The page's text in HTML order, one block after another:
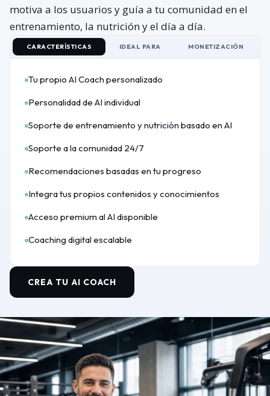
motiva a los usuarios y guía a tu comunidad en el
entrenamiento, la nutrición y el día a día.
CARACTERÍSTICAS IDEAL PARA MONETIZACIÓN
Tu propio AI Coach personalizado
Personalidad de AI individual
Soporte de entrenamiento y nutrición basado en AI
Soporte a la comunidad 24/7
Recomendaciones basadas en tu progreso
Integra tus propios contenidos y conocimientos
Acceso premium al AI disponible
Coaching digital escalable
CREA TU AI COACH